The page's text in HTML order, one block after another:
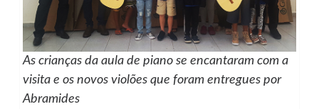
As crianças da aula de piano se encantaram com a
visita e os novos violões que foram entregues por
Abramides